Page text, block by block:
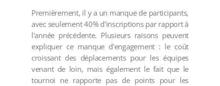
Premièrement, il y a un manque de participants,
avec seulement 40% d'inscriptions par rapport à
l'année précédente. Plusieurs raisons peuvent
expliquer ce manque d'engagement : le coût
croissant des déplacements pour les équipes
venant de loin, mais également le fait que le
tournoi ne rapporte pas de points pour les